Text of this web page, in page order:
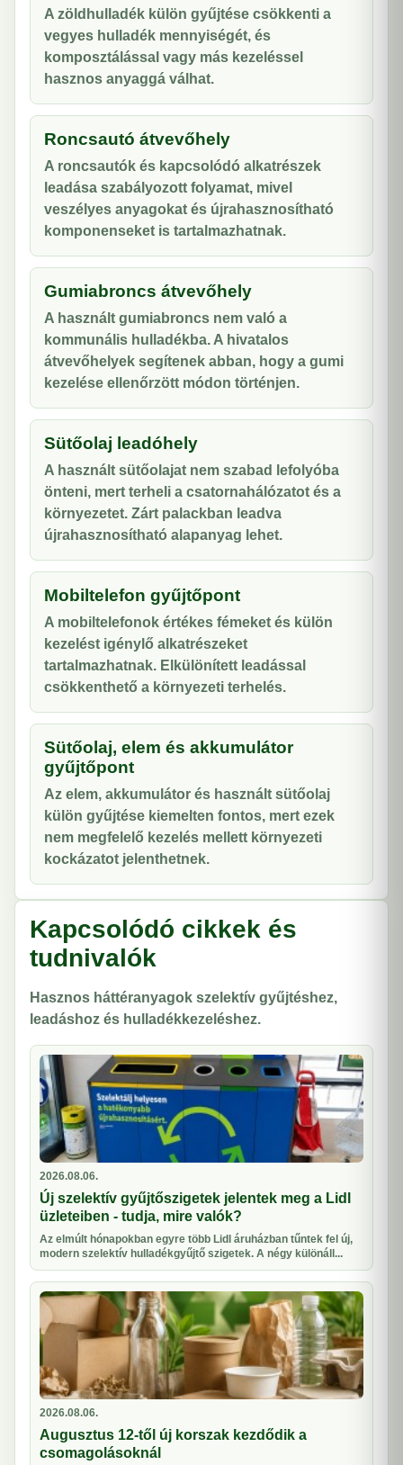
A zöldhulladék külön gyűjtése csökkenti a
vegyes hulladék mennyiségét, és
komposztálással vagy más kezeléssel
hasznos anyaggá válhat.
Roncsautó átvevőhely
A roncsautók és kapcsolódó alkatrészek
leadása szabályozott folyamat, mivel
veszélyes anyagokat és újrahasznosítható
komponenseket is tartalmazhatnak.
Gumiabroncs átvevőhely
A használt gumiabroncs nem való a
kommunális hulladékba. A hivatalos
átvevőhelyek segítenek abban, hogy a gumi
kezelése ellenőrzött módon történjen.
Sütőolaj leadóhely
A használt sütőolajat nem szabad lefolyóba
önteni, mert terheli a csatornahálózatot és a
környezetet. Zárt palackban leadva
újrahasznosítható alapanyag lehet.
Mobiltelefon gyűjtőpont
A mobiltelefonok értékes fémeket és külön
kezelést igénylő alkatrészeket
tartalmazhatnak. Elkülönített leadással
csökkenthető a környezeti terhelés.
Sütőolaj, elem és akkumulátor
gyűjtőpont
Az elem, akkumulátor és használt sütőolaj
külön gyűjtése kiemelten fontos, mert ezek
nem megfelelő kezelés mellett környezeti
kockázatot jelenthetnek.
Kapcsolódó cikkek és
tudnivalók
Hasznos háttéranyagok szelektív gyűjtéshez,
leadáshoz és hulladékkezeléshez.
2026.08.06.
Új szelektív gyűjtőszigetek jelentek meg a Lidl
üzleteiben - tudja, mire valók?
Az elmúlt hónapokban egyre több Lidl áruházban tűntek fel új,
modern szelektív hulladékgyűjtő szigetek. A négy különáll...
2026.08.06.
Augusztus 12-től új korszak kezdődik a
csomagolásoknál